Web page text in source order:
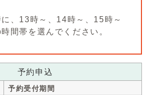
に、13時～、14時～、15時～
間帯を選んでください。
予約申込
予約受付期間